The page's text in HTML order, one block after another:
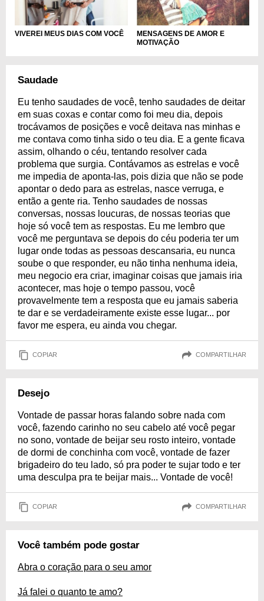
VIVEREI MEUS DIAS COM VOCÊ
MENSAGENS DE AMOR E
MOTIVAÇÃO
Saudade
Eu tenho saudades de você, tenho saudades de deitar
em suas coxas e contar como foi meu dia, depois
trocávamos de posições e você deitava nas minhas e
me contava como tinha sido o teu dia. E a gente ficava
assim, olhando o céu, tentando resolver cada
problema que surgia. Contávamos as estrelas e você
me impedia de aponta-las, pois dizia que não se pode
apontar o dedo para as estrelas, nasce verruga, e
então a gente ria. Tenho saudades de nossas
conversas, nossas loucuras, de nossas teorias que
hoje só você tem as respostas. Eu me lembro que
você me perguntava se depois do céu poderia ter um
lugar onde todas as pessoas descansaria, eu nunca
soube o que responder, eu não tinha nenhuma ideia,
meu negocio era criar, imaginar coisas que jamais iria
acontecer, mas hoje o tempo passou, você
provavelmente tem a resposta que eu jamais saberia
te dar e se verdadeiramente existe esse lugar... por
favor me espera, eu ainda vou chegar.
COPIAR COMPARTILHAR
Desejo
Vontade de passar horas falando sobre nada com
você, fazendo carinho no seu cabelo até você pegar
no sono, vontade de beijar seu rosto inteiro, vontade
de dormi de conchinha com você, vontade de fazer
brigadeiro do teu lado, só pra poder te sujar todo e ter
uma desculpa pra te beijar mais... Vontade de você!
COPIAR COMPARTILHAR
Você também pode gostar
Abra o coração para o seu amor
Já falei o quanto te amo?